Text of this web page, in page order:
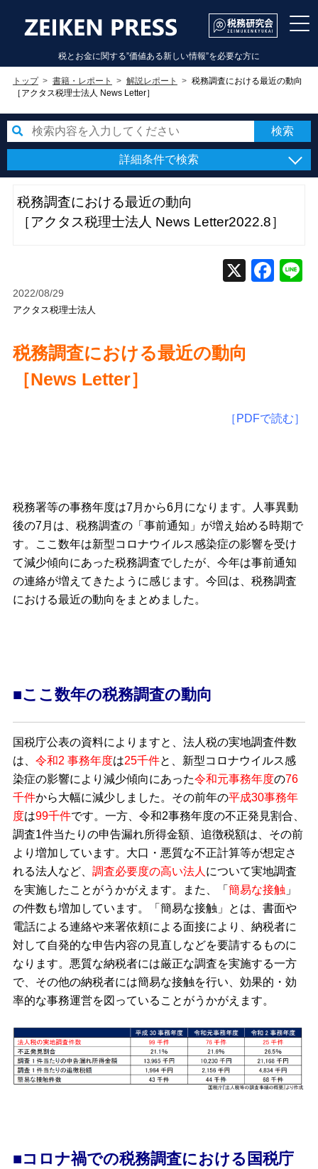
税とお金に関する”価値ある新しい情報”を必要な方に
トップ 書籍・レポート 解説レポート
税務調査における最近の動向
［アクタス税理士法人 News Letter］
詳細条件で検索
税務調査における最近の動向
［アクタス税理士法人 News Letter2022.8］
2022/08/29
アクタス税理士法人
税務調査における最近の動向
［News Letter］
［PDFで読む］
税務署等の事務年度は7月から6月になります。人事異動
後の7月は、税務調査の「事前通知」が増え始める時期で
す。ここ数年は新型コロナウイルス感染症の影響を受け
て減少傾向にあった税務調査でしたが、今年は事前通知
の連絡が増えてきたように感じます。今回は、税務調査
における最近の動向をまとめました。
■ここ数年の税務調査の動向
国税庁公表の資料によりますと、法人税の実地調査件数
は、 令和2 事務年度は25千件と、新型コロナウイルス感
染症の影響により減少傾向にあった令和元事務年度の76
千件から大幅に減少しました。その前年の平成30事務年
度は99千件です。一方、令和2事務年度の不正発見割合、
調査1件当たりの申告漏れ所得金額、追徴税額は、その前
より増加しています。大口・悪質な不正計算等が想定さ
れる法人など、 調査必要度の高い法人 について実地調査
を実施したことがうかがえます。また、「 簡易な接触 」
の件数も増加しています。「簡易な接触」とは、書面や
電話による連絡や来署依頼による面接により、納税者に
対して自発的な申告内容の見直しなどを要請するものに
なります。悪質な納税者には厳正な調査を実施する一方
で、その他の納税者には簡易な接触を行い、効果的・効
率的な事務運営を図っていることがうかがえます。
■コロナ禍での税務調査における国税庁